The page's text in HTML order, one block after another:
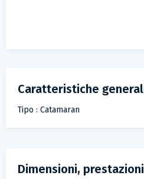
Caratteristiche
Tipo : Catamaran
Dimensioni, prestazioni e specifiche